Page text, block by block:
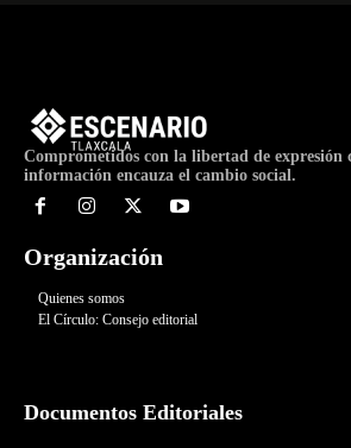
Comprometidos con la libertad de expresión
información encauza el cambio social.
Organización
Quienes somos
El Círculo: Consejo editorial
Documentos Editoriales